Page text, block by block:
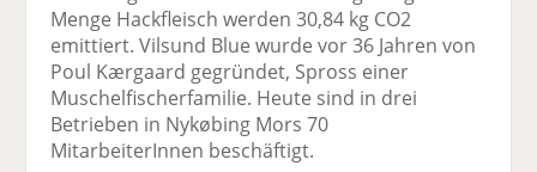
Menge Hackfleisch werden 30,84 kg CO2
emittiert. Vilsund Blue wurde vor 36 Jahren von
Poul Kærgaard gegründet, Spross einer
Muschelfischerfamilie. Heute sind in drei
Betrieben in Nykøbing Mors 70
MitarbeiterInnen beschäftigt.